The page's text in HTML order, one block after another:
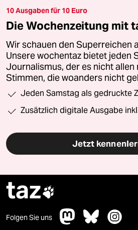
10 Ausgaben für 10 Euro
Die Wochenzeitung mit
Wir schauen den Superreichen
Unsere wochentaz bietet jeden
Journalismus, der es nicht
Stimmen, die woanders nicht
Jeden Samstag als gedruckte
Zusätzlich digitale Ausgabe
Jetzt
taz
Folgen Sie uns